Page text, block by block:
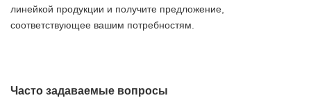
линейкой продукции и получите предложение,
соответствующее вашим потребностям.
Часто задаваемые вопросы